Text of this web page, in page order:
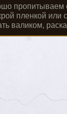
пропитываем
пленкой
валиком,